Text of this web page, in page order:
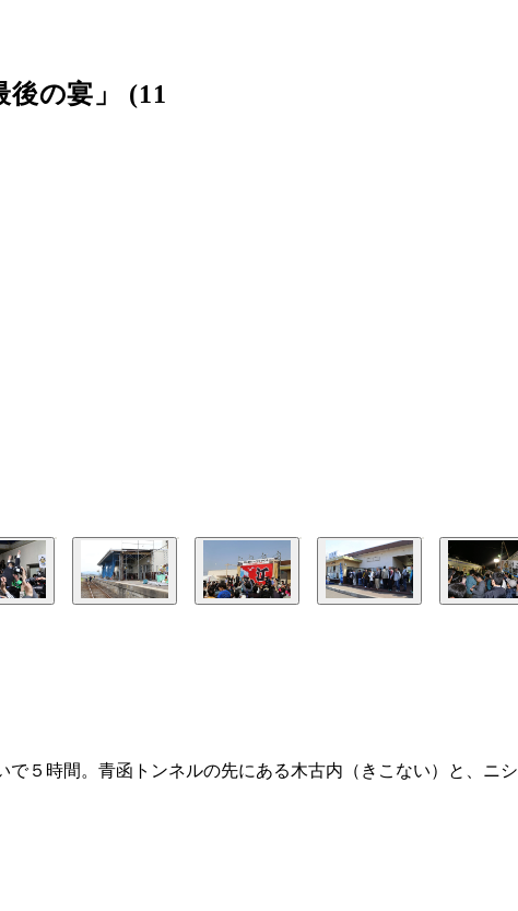
後の宴」 (11
５時間。青函トンネルの先にある木古内（きこない）と、ニシ